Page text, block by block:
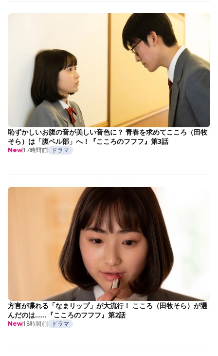
恥ずかしいお腹の音が美しい音色に？ 青春を求めてこころ（田牧
そら）は「腹ベル部」へ！『こころのフフフ』第3話
New17時間前 ドラマ
方言が喋れる「なまリップ」が大流行！ こころ（田牧そら）が選
んだのは……『こころのフフフ』第2話
New18時間前 ドラマ